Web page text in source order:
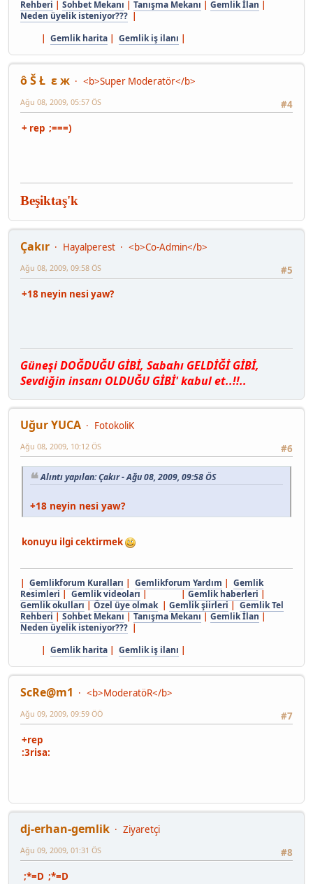
Rehberi | Sohbet Mekanı | Tanışma Mekanı | Gemlik İlan |
Neden üyelik isteniyor??? |
| Gemlik harita | Gemlik iş ilanı |
ô Š Ł ε ж
<b>Super Moderatör</b>
#4
Ağu 08, 2009, 05:57 ÖS
+ rep ;===)
Beşiktaş'k
Çakır Hayalperest
<b>Co-Admin</b>
#5
Ağu 08, 2009, 09:58 ÖS
+18 neyin nesi yaw?
Güneşi DOĞDUĞU GİBİ, Sαbαhı GELDİĞİ GİBİ,
Sevdiğin insαnı OLDUĞU GİBİ' kαbul et..!!..
Uğur YUCA
FotokoliK
#6
Ağu 08, 2009, 10:12 ÖS
Alıntı yapılan: Çakır - Ağu 08, 2009, 09:58 ÖS
+18 neyin nesi yaw?
konuyu ilgi cektirmek
| Gemlikforum Kuralları | Gemlikforum Yardım | Gemlik
Resimleri | Gemlik videoları | | Gemlik haberleri |
Gemlik okulları | Özel üye olmak| Gemlik şiirleri | Gemlik Tel
Rehberi | Sohbet Mekanı | Tanışma Mekanı | Gemlik İlan |
Neden üyelik isteniyor??? |
| Gemlik harita | Gemlik iş ilanı |
ScRe@m1
<b>ModeratöR</b>
#7
Ağu 09, 2009, 09:59 ÖÖ
+rep
:3risa:
dj-erhan-gemlik
Ziyaretçi
#8
Ağu 09, 2009, 01:31 ÖS
;*=D ;*=D